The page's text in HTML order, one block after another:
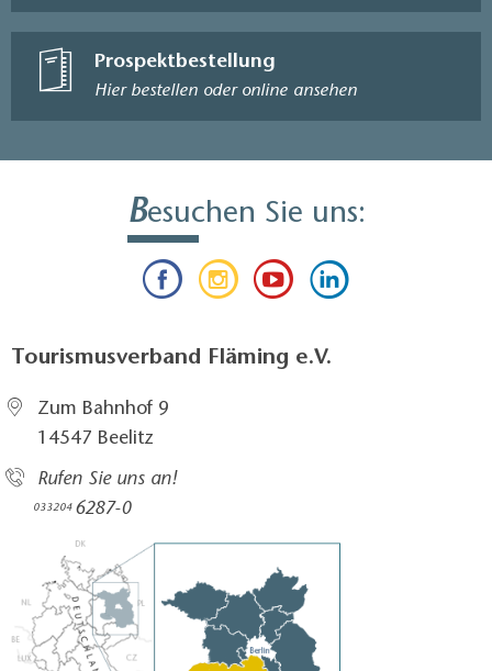
Prospektbestellung
Hier bestellen oder online ansehen
Besuchen Sie uns:
Tourismusverband Fläming e.V.
Zum Bahnhof 9
14547 Beelitz
Rufen Sie uns an!
033204 6287-0